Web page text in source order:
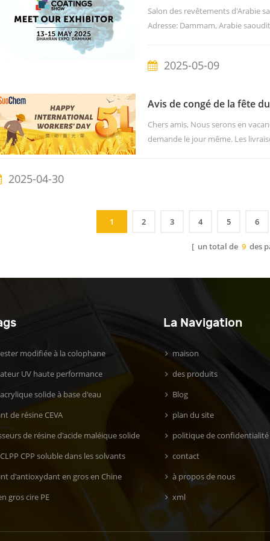
Fournisseur de solutions
Salon des revêtements d'Arabie
Adresse: Dammam, Arabie
2025-05-09
Avis de congé de la fête
Chers amis, Nous serons en
demande le jour même. Les
2025-04-30
1 2 3 4 5 6
[ un total de 9des
modifiée à la colophane
UV haute performance
solide à base d'eau
de résine CEVA
de résine d'acide maléique solide
CPP soluble dans les solvants
d'antioxydant en gros en Chine
gros cire PE
La Navigation
maison
des produits
Blog
plan du site
politique de confidentialité
contact
à propos de nous
xml